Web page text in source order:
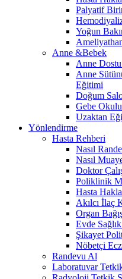
Palyatif
Yoğun
Anne &Bebek
Anne
Anne
Eğitimi
Doğum
Gebe Okulu
Uzaktan
Yönlendirme
Hasta Rehberi
Nasıl
Nasıl
Doktor
Poliklinik
Hasta
Akılcı İlaç
Organ
Evde
Şikayet
Nöbetçi
Randevu Al
Laboratuvar